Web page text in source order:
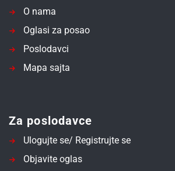
O nama
Oglasi za posao
Poslodavci
Mapa sajta
Za poslodavce
Ulogujte se/ Registrujte se
Objavite oglas